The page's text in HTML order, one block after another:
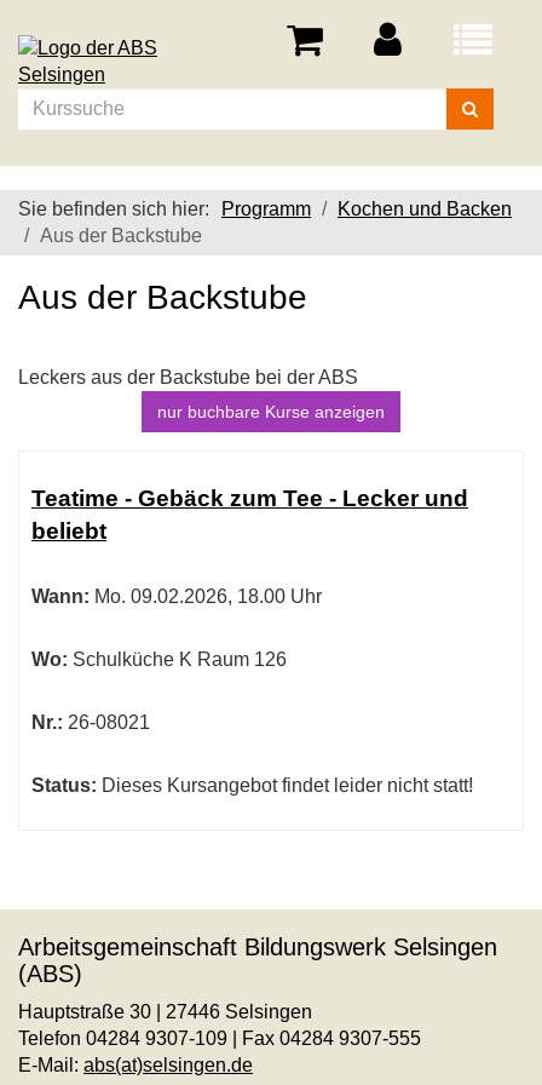
Menü
Kurse
suchen
Sie befinden sich hier: Programm
Kochen und Backen
Aus der Backstube
Aus der Backstube
Leckers aus der Backstube bei der ABS
nur buchbare Kurse anzeigen
Tabellenüberschriften
können
sortiert
Teatime - Gebäck zum Tee - Lecker und
beliebt
Wann: Mo. 09.02.2026, 18.00 Uhr
Wo: Schulküche K Raum 126
Nr.: 26-08021
Status: Dieses Kursangebot findet leider nicht statt!
Arbeitsgemeinschaft Bildungswerk Selsingen
(ABS)
Hauptstraße 30 | 27446 Selsingen
Telefon 04284 9307-109 | Fax 04284 9307-555
E-Mail: abs(at)selsingen.de